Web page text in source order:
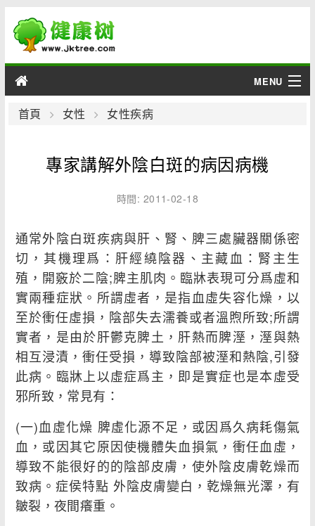
MENU
男性
綜合
疾病
首頁 女性 女性疾病
專家講解外陰白斑的病因病機
時間: 2011-02-18
通常外陰白斑疾病與肝、腎、脾三處臟器關係密
切，其機理爲：肝經繞陰器、主藏血：腎主生
殖，開竅於二陰;脾主肌肉。臨牀表現可分爲虛和
實兩種症狀。所謂虛者，是指血虛失容化燥，以
至於衝任虛損，陰部失去濡養或者溫煦所致;所謂
實者，是由於肝鬱克脾土，肝熱而脾溼，溼與熱
相互浸漬，衝任受損，導致陰部被溼和熱陰,引發
此病。臨牀上以虛症爲主，即是實症也是本虛受
邪所致，常見有：
(一)血虛化燥 脾虛化源不足，或因爲久病耗傷氣
血，或因其它原因使機體失血損氣，衝任血虛，
導致不能很好的的陰部皮膚，使外陰皮膚乾燥而
致病。症侯特點 外陰皮膚變白，乾燥無光澤，有
皺裂，夜間癢重。